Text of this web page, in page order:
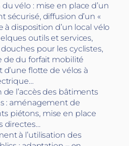
vélo : mise en place d’un
sécurisé, diffusion d’un «
à disposition d’un local vélo
outils et services,
pour les cyclistes,
de du forfait mobilité
d’une flotte de vélos à
de l’accès des bâtiments
: aménagement de
piétons, mise en place
directes…
à l’utilisation des